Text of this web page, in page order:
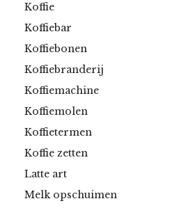
Koffie
Koffiebar
Koffiebonen
Koffiebranderij
Koffiemachine
Koffiemolen
Koffietermen
Koffie zetten
Latte art
Melk opschuimen